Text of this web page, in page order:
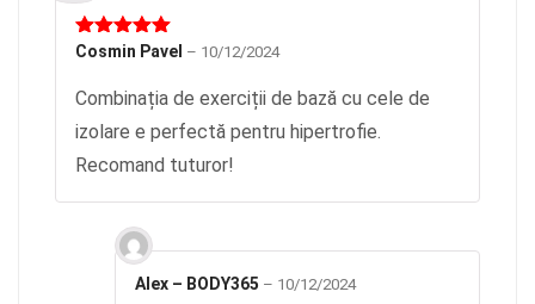
Evaluat la
Cosmin Pavel – 10/12/2024
Combinația de exerciții de bază cu cele de
izolare e perfectă pentru hipertrofie.
Recomand tuturor!
Alex – BODY365 – 10/12/2024